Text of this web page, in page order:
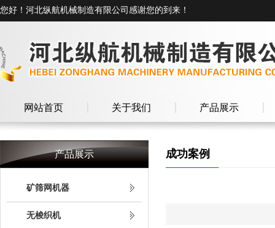
您好！河北纵航机械制造有限公司感谢您的到来！
网站首页 关于我们 产品展示
产品展示
矿筛网机器
无梭织机
成功案例